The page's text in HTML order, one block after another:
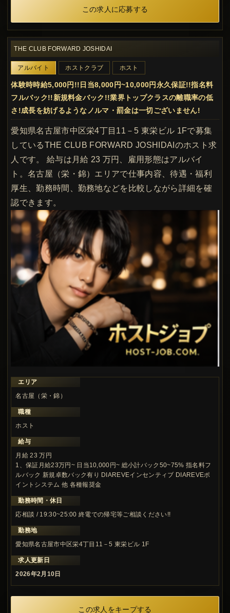
この求人に応募する
THE CLUB FORWARD JOSHIDAI
アルバイト ホストクラブ ホスト
体験時時給5,000円!!日当8,000円~10,000円永久保証!!指名料
フルバック!!新規料金バック!!業界トップクラスの離職率の低
さ!成長を妨げるようなノルマ・罰金は一切ございません!
愛知県名古屋市中区栄4丁目11－5 東栄ビル 1Fで募集
しているTHE CLUB FORWARD JOSHIDAIのホスト求
人です。 給与は月給 23 万円、雇用形態はアルバイ
ト。名古屋（栄・錦）エリアで仕事内容、待遇・福利
厚生、勤務時間、勤務地などを比較しながら詳細を確
認できます。
エリア
名古屋（栄・錦）
職種
ホスト
給与
月給 23 万円
1、保証月給23万円~ 日当10,000円~ 総小計バック50~75% 指名料フ
ルバック 新規卓数バック有り DIAREVEインセンティブ DIAREVEポ
イントシステム 他 各種報奨金
勤務時間・休日
応相談 / 19:30~25:00 終電での帰宅等ご相談ください!!
勤務地
愛知県名古屋市中区栄4丁目11－5 東栄ビル 1F
求人更新日
2026年2月10日
この求人をキープする